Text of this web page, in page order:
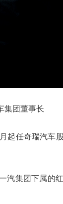
团董事长
任奇瑞汽车
集团下属的